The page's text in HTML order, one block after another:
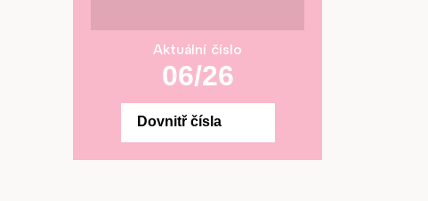
Aktuální číslo
06/26
Dovnitř čísla